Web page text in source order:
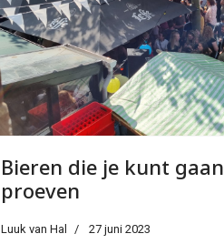
Bieren die je kunt gaan
proeven
Luuk van Hal 27 juni 2023